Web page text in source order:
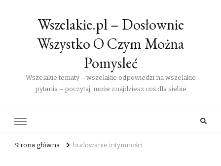
Wszelakie.pl – Dosłownie
Wszystko O Czym Można
Pomysleć
Wszelakie tematy – wszelakie odpowiedzi na wszelakie
pytania – poczytaj, może znajdziesz coś dla siebie
Strona główna budowanie intymności